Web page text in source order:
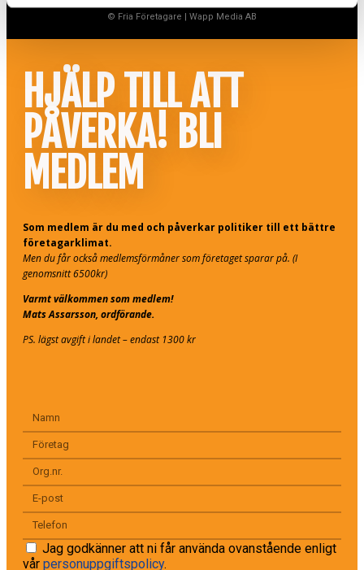
© Fria Företagare | Wapp Media AB
HJÄLP TILL ATT
PÅVERKA! BLI
MEDLEM
Som medlem är du med och påverkar politiker till ett bättre
företagarklimat.
Men du får också medlemsförmåner som företaget sparar på. (I
genomsnitt 6500kr)
Varmt välkommen som medlem!
Mats Assarsson, ordförande.
PS. lägst avgift i landet – endast 1300 kr
Jag godkänner att ni får använda ovanstående enligt
vår personuppgiftspolicy.